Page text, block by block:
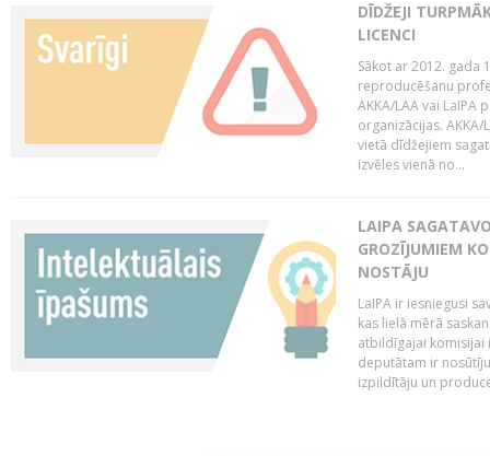
DĪDŽEJI
LICENCI
Sākot ar 2012. gada
reproducēšanu
AKKA/LAA vai LaIPA
organizācijas.
vietā dīdžejiem
izvēles vienā no...
LAIPA
GROZĪJUMIEM
NOSTĀJU
LaIPA ir iesniegusi
kas lielā mērā
atbildīgajai komisijai
deputātam ir
izpildītāju un